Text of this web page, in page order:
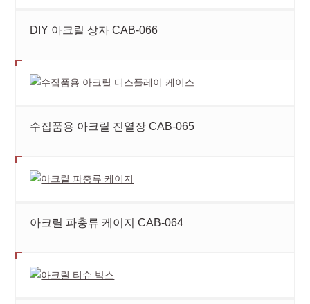
DIY 아크릴 상자 CAB-066
수집품용 아크릴 진열장 CAB-065
아크릴 파충류 케이지 CAB-064